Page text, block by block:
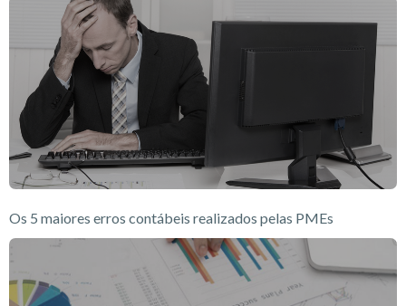
Os 5 maiores erros contábeis realizados pelas PMEs